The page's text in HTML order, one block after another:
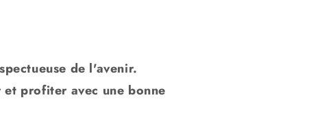
de l'avenir.
profiter avec une bonne